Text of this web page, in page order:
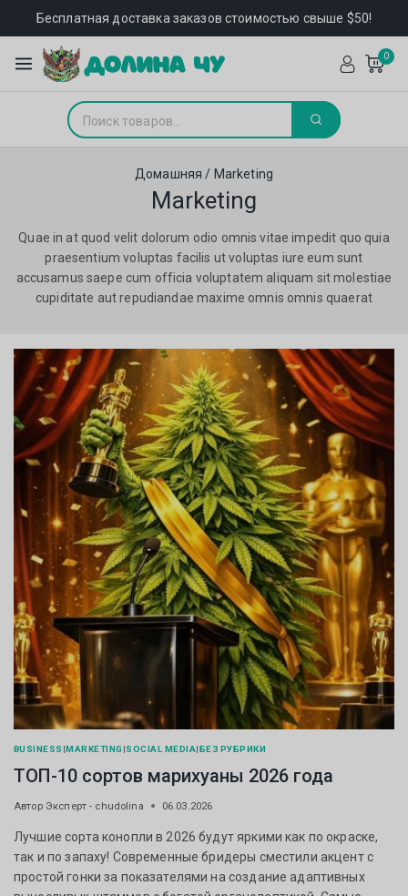
Бесплатная доставка заказов стоимостью свыше $50!
0
Домашняя / Marketing
Marketing
Quae in at quod velit dolorum odio omnis vitae impedit quo quia
praesentium voluptas facilis ut voluptas iure eum sunt
accusamus saepe cum officia voluptatem aliquam sit molestiae
cupiditate aut repudiandae maxime omnis omnis quaerat
BUSINESS |MARKETING |SOCIAL MEDIA|БЕЗ РУБРИКИ
ТОП-10 сортов марихуаны 2026 года
Автор Эксперт - chudolina 06.03.2026
Лучшие сорта конопли в 2026 будут яркими как по окраске,
так и по запаху! Современные бридеры сместили акцент с
простой гонки за показателями на создание адаптивных